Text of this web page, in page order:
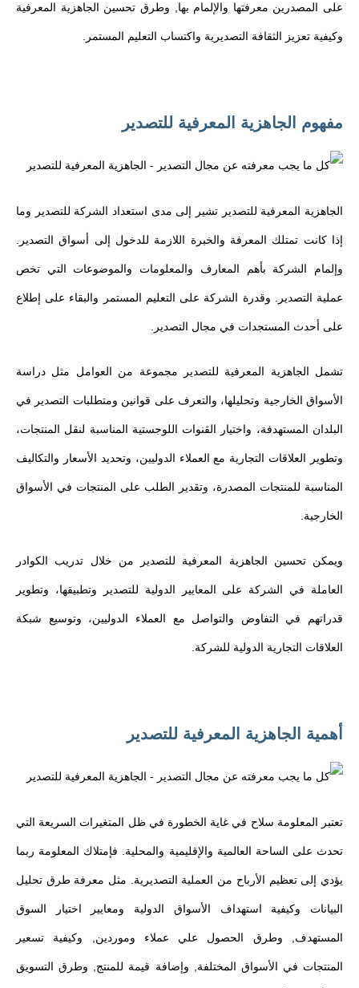
على المصدرين معرفتها والإلمام بها, وطرق تحسين الجاهزية المعرفية
وكيفية تعزيز الثقافة التصديرية واكتساب التعليم المستمر.
مفهوم الجاهزية المعرفية للتصدير
الجاهزية المعرفية للتصدير تشير إلى مدى استعداد الشركة للتصدير وما
إذا كانت تمتلك المعرفة والخبرة اللازمة للدخول إلى أسواق التصدير.
وإلمام الشركة بأهم المعارف والمعلومات والموضوعات التي تخص
عملية التصدير. وقدرة الشركة على التعليم المستمر والبقاء على إطلاع
على أحدث المستجدات في مجال التصدير.
تشمل الجاهزية المعرفية للتصدير مجموعة من العوامل مثل دراسة
الأسواق الخارجية وتحليلها، والتعرف على قوانين ومتطلبات التصدير في
البلدان المستهدفة، واختيار القنوات اللوجستية المناسبة لنقل المنتجات،
وتطوير العلاقات التجارية مع العملاء الدوليين، وتحديد الأسعار والتكاليف
المناسبة للمنتجات المصدرة، وتقدير الطلب على المنتجات في الأسواق
الخارجية.
ويمكن تحسين الجاهزية المعرفية للتصدير من خلال تدريب الكوادر
العاملة في الشركة على المعايير الدولية للتصدير وتطبيقها، وتطوير
قدراتهم في التفاوض والتواصل مع العملاء الدوليين، وتوسيع شبكة
العلاقات التجارية الدولية للشركة.
أهمية الجاهزية المعرفية للتصدير
تعتبر المعلومة سلاح في غاية الخطورة في ظل المتغيرات السريعة التي
تحدث على الساحة العالمية والإقليمية والمحلية. فإمتلاك المعلومة ربما
يؤدي إلى تعظيم الأرباح من العملية التصديرية. مثل معرفة طرق تحليل
البيانات وكيفية استهداف الأسواق الدولية ومعايير اختيار السوق
المستهدف, وطرق الحصول علي عملاء وموردين, وكيفية تسعير
المنتجات في الأسواق المختلفة, وإضافة قيمة للمنتج, وطرق التسويق